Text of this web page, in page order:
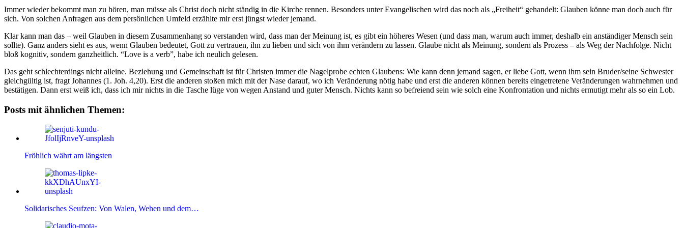
Immer wieder bekommt man zu hören, man müsse als Christ doch nicht ständig in die Kirche rennen. Besonders unter Evangelischen wird das noch als „Freiheit“ gehandelt: Glauben könne man doch auch für
sich. Von solchen Anfragen aus dem persönlichen Umfeld erzählte mir erst jüngst wieder jemand.
Klar kann man das – weil Glauben in diesem Zusammenhang so verstanden wird, dass man der Meinung ist, es gibt ein höheres Wesen (und dass man, warum auch immer, deshalb ein anständiger Mensch sein
sollte). Ganz anders sieht es aus, wenn Glauben bedeutet, Gott zu vertrauen, ihn zu lieben und sich von ihm verändern zu lassen. Glaube nicht als Meinung, sondern als Prozess – als Weg der Nachfolge. Nicht
bloß kognitiv, sondern ganzheitlich. “Love is a verb”, habe ich neulich gelesen.
Das geht schlechterdings nicht alleine. Beziehung und Gemeinschaft ist für Christen immer die Nagelprobe echten Glaubens: Wie kann denn jemand sagen, er liebe Gott, wenn ihm sein Bruder/seine Schwester
gleichgültig ist, fragt Johannes (1. Joh. 4,20). Erst die anderen stoßen mich mit der Nase darauf, wo ich Veränderung nötig habe und erst die anderen können bereits eingetretene Veränderungen wahrnehmen und
bestätigen. Dann erst weiß ich, dass ich mir nichts in die Tasche lüge von wegen Anstand und guter Mensch. Nichts kann so befreiend sein wie solch eine Konfrontation und nichts ermutigt mehr als so ein Lob.
Posts mit ähnlichen Themen:
Fröhlich währt am längsten
Solidarisches Seufzen: Von Walen, Wehen und dem…